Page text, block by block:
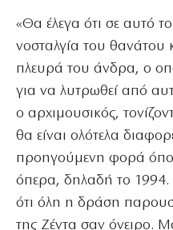
«Θα έλεγα ότι σε αυτό
νοσταλγία του θανάτου
πλευρά του άνδρα, ο
για να λυτρωθεί από
ο αρχιμουσικός,
θα είναι ολότελα
προηγούμενη φορά
όπερα, δηλαδή το 1994.
ότι όλη η δράση
της Ζέντα σαν όνειρο.